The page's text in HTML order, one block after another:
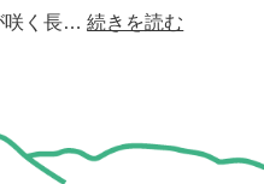
咲く長…続きを読む